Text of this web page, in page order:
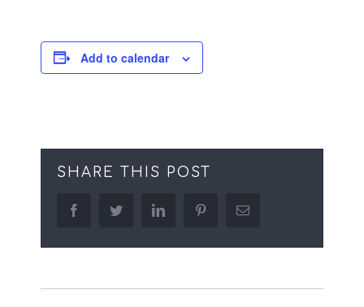
Add to calendar
SHARE THIS POST
facebooktwitter linkedin pinterestEmail